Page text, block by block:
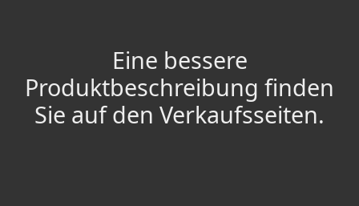
Eine bessere
Produktbeschreibung finden
Sie auf den Verkaufsseiten.